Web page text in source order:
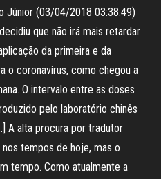
Júnior (03/04/2018 03:38:49)
que não irá mais retardar
da primeira e da
o coronavírus, como chegou a
O intervalo entre as doses
pelo laboratório chinês
A alta procura por tradutor
tempos de hoje, mas o
tempo. Como atualmente a